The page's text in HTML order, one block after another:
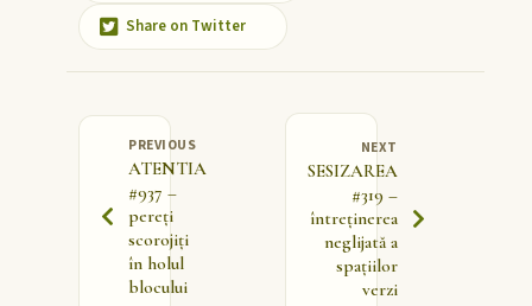
Share on Twitter
PREVIOUS
ATENTIA
#937 –
pereți
scorojiți
în holul
blocului
NEXT
SESIZAREA
#319 –
întreținerea
neglijată a
spațiilor
verzi